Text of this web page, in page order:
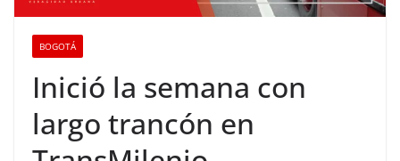
BOGOTÁ
Inició la semana con
largo trancón en